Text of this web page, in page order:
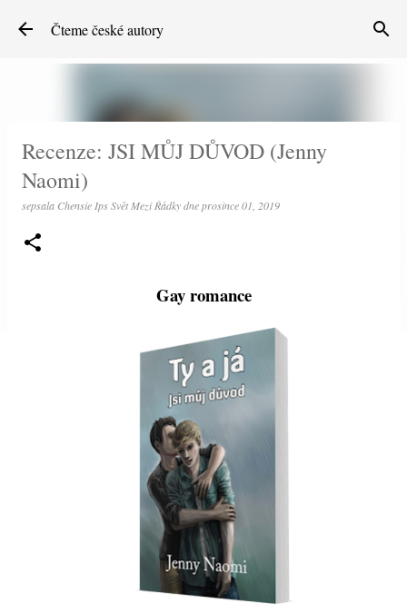
Přeskočit na hlavní obsah
Čteme české autory
Recenze: JSI MŮJ DŮVOD (Jenny
Naomi)
sepsala Chensie Ips Svět Mezi Řádkydneprosince 01, 2019
Gay romance